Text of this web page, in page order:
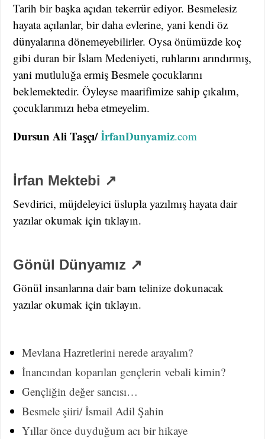
Tarih bir başka açıdan tekerrür ediyor. Besmelesiz
hayata açılanlar, bir daha evlerine, yani kendi öz
dünyalarına dönemeyebilirler. Oysa önümüzde koç
gibi duran bir İslam Medeniyeti, ruhlarını arındırmış,
yani mutluluğa ermiş Besmele çocuklarını
beklemektedir. Öyleyse maarifimize sahip çıkalım,
çocuklarımızı heba etmeyelim.
Dursun Ali Taşçı/İrfanDunyamiz.com
İrfan Mektebi ↗
Sevdirici, müjdeleyici üslupla yazılmış hayata dair
yazılar okumak için tıklayın.
Gönül Dünyamız ↗
Gönül insanlarına dair bam telinize dokunacak
yazılar okumak için tıklayın.
Mevlana Hazretlerini nerede arayalım?
İnancından koparılan gençlerin vebali kimin?
Gençliğin değer sancısı…
Besmele şiiri/ İsmail Adil Şahin
Yıllar önce duyduğum acı bir hikaye